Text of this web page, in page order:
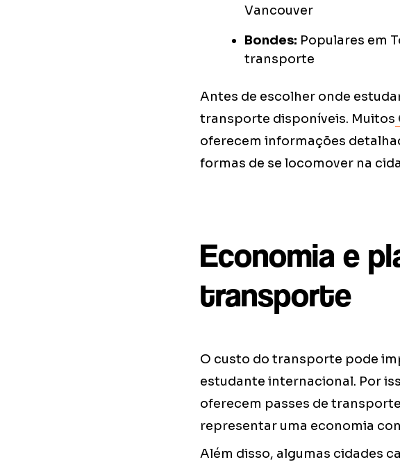
Vancouver
Bondes: Populares em
transporte
Antes de escolher onde
transporte disponíveis. Muitos
oferecem informações
formas de se locomover na
Economia e
transporte
O custo do transporte pode
estudante internacional. Por
oferecem passes de
representar uma economia
Além disso, algumas cidades